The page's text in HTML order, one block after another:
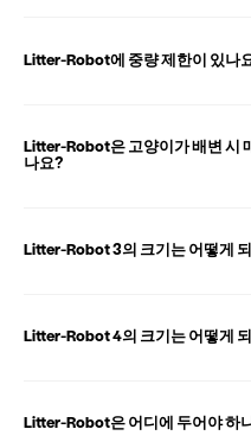
Litter-Robot에 중량 제한이 있나
Litter-Robot은 고양이가 배변 시
나요?
Litter-Robot 3의 크기는 어떻게
Litter-Robot 4의 크기는 어떻게
Litter-Robot은 어디에 두어야 하